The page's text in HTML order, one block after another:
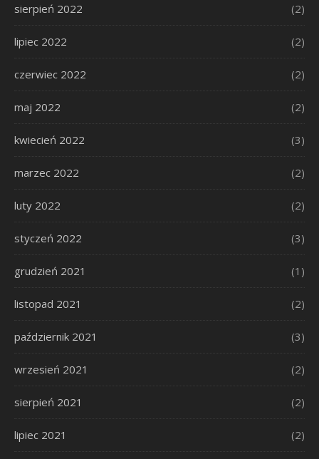
sierpień 2022 (2)
lipiec 2022 (2)
czerwiec 2022 (2)
maj 2022 (2)
kwiecień 2022 (3)
marzec 2022 (2)
luty 2022 (2)
styczeń 2022 (3)
grudzień 2021 (1)
listopad 2021 (2)
październik 2021 (3)
wrzesień 2021 (2)
sierpień 2021 (2)
lipiec 2021 (2)